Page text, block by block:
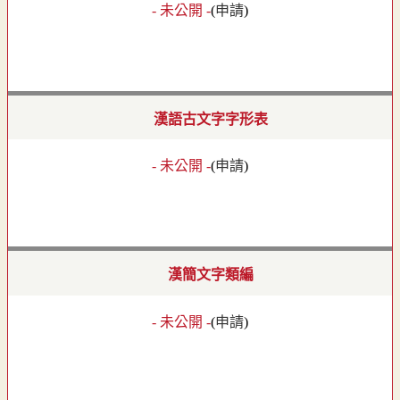
- 未公開 -(申請)
漢語古文字字形表
- 未公開 -(申請)
漢簡文字類編
- 未公開 -(申請)